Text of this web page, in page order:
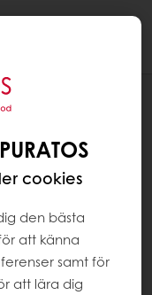
cookies
den bästa
att känna
samt för
att lära dig